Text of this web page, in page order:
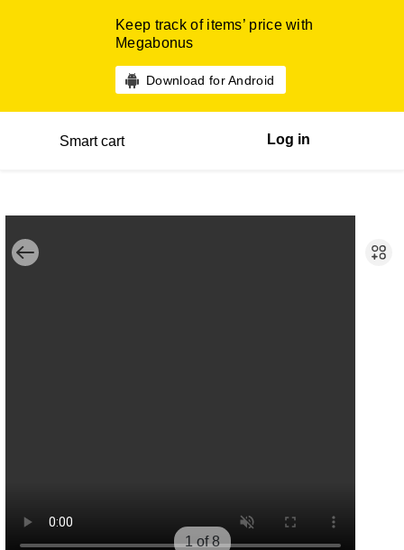
Keep track of items’ price with
Megabonus
Download for Android
Smart cart Log in
1 of 8